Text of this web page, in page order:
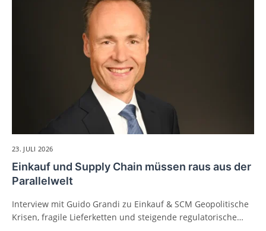
23. JULI 2026
Einkauf und Supply Chain müssen raus aus der
Parallelwelt
Interview mit Guido Grandi zu Einkauf & SCM Geopolitische
Krisen, fragile Lieferketten und steigende regulatorische…